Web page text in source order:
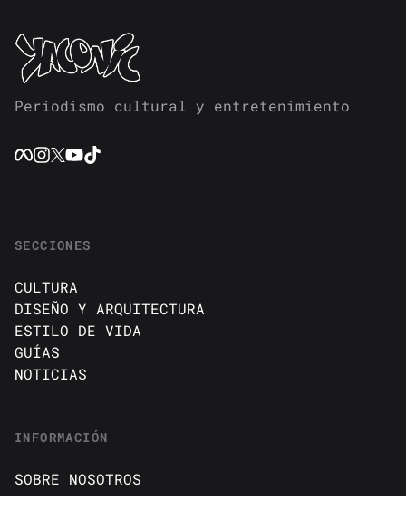
Periodismo cultural y entretenimiento
SECCIONES
CULTURA
DISEÑO Y ARQUITECTURA
ESTILO DE VIDA
GUÍAS
NOTICIAS
INFORMACIÓN
SOBRE NOSOTROS
CONTACTO